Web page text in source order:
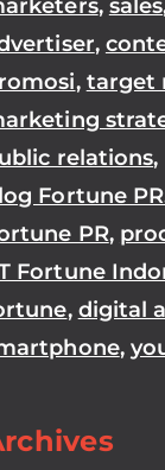
, sales
,
, target
relations,
Fortune
PR,
Fortune
, digital
,